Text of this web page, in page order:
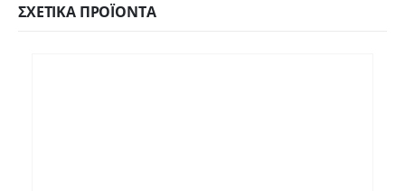
ΣΧΕΤΙΚΆ ΠΡΟΪΌΝΤΑ